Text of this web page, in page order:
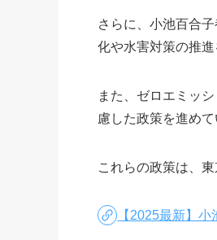
さらに、小池百合
化や水害対策の推進
また、ゼロエミッ
慮した政策を進めて
これらの政策は、
【2025最新】